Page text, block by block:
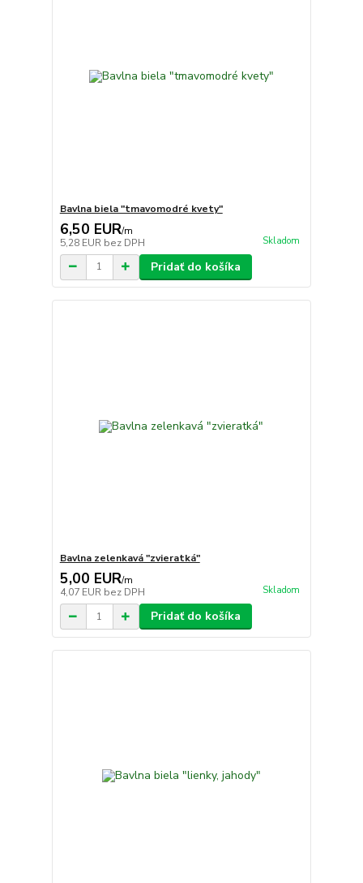
Bavlna biela "tmavomodré kvety"
6,50 EUR/m
5,28 EUR bez DPH Skladom
Pridať do košíka
Bavlna zelenkavá "zvieratká"
5,00 EUR/m
4,07 EUR bez DPH Skladom
Pridať do košíka